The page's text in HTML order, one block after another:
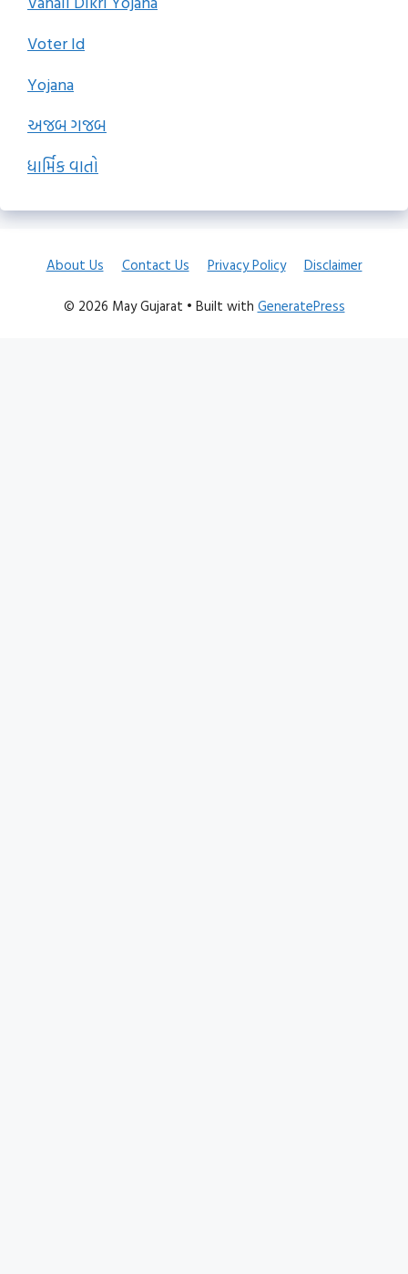
Voter Id
Yojana
અજબ ગજબ
ધાર્મિક વાતો
About Us Contact Us Privacy Policy
Disclaimer
© 2026 May Gujarat • Built with GeneratePress